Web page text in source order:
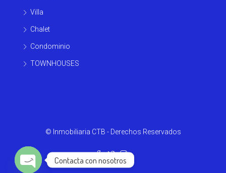
Villa
Chalet
Condominio
TOWNHOUSES
© Inmobiliaria CTB - Derechos Reservados
Contacta con nosotros